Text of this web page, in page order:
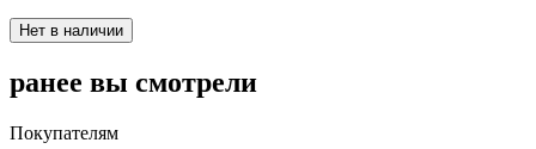
Нет в наличии
ранее вы смотрели
Покупателям